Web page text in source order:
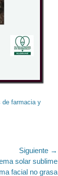
de farmacia y
Siguiente →
solar sublime
facial no grasa